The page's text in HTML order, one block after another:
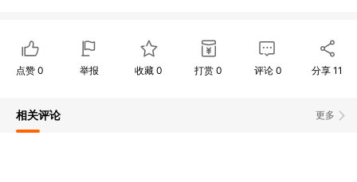
点赞 0 举报 收藏0 打赏 0 评论 0 分享11
更多
相关评论